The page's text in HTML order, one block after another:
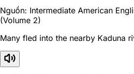
Nguồn: Intermediate American
(Volume 2)
Many fled into the nearby Kaduna